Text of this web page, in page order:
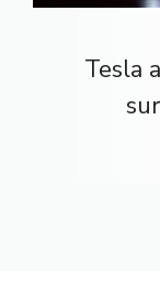
Tesla